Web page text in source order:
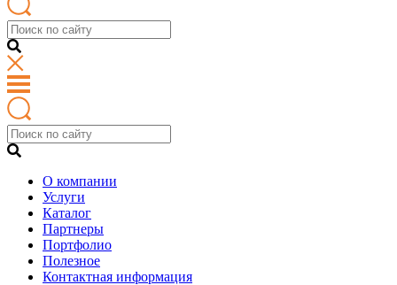
О компании
Услуги
Каталог
Партнеры
Портфолио
Полезное
Контактная информация